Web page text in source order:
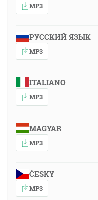
MP3
РУССКИЙ ЯЗЫК
MP3
ITALIANO
MP3
MAGYAR
MP3
ČESKY
MP3